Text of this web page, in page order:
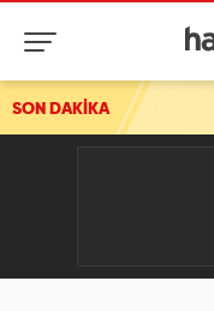
SON DAKİKA